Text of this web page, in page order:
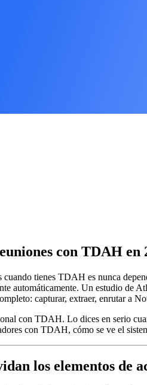
con TDAH en
tienes TDAH es nunca
automáticamente. Un estudio
capturar, extraer, enrutar a
con TDAH. Lo dices en serio
con TDAH, cómo se ve el
los elementos de